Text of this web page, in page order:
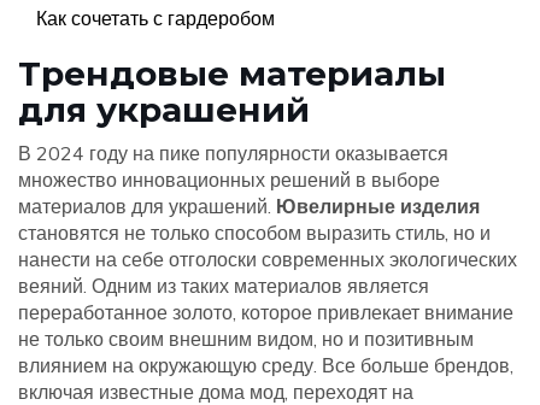
Как сочетать с гардеробом
Трендовые материалы
для украшений
В 2024 году на пике популярности оказывается
множество инновационных решений в выборе
материалов для украшений. Ювелирные изделия
становятся не только способом выразить стиль, но и
нанести на себе отголоски современных экологических
веяний. Одним из таких материалов является
переработанное золото, которое привлекает внимание
не только своим внешним видом, но и позитивным
влиянием на окружающую среду. Все больше брендов,
включая известные дома мод, переходят на